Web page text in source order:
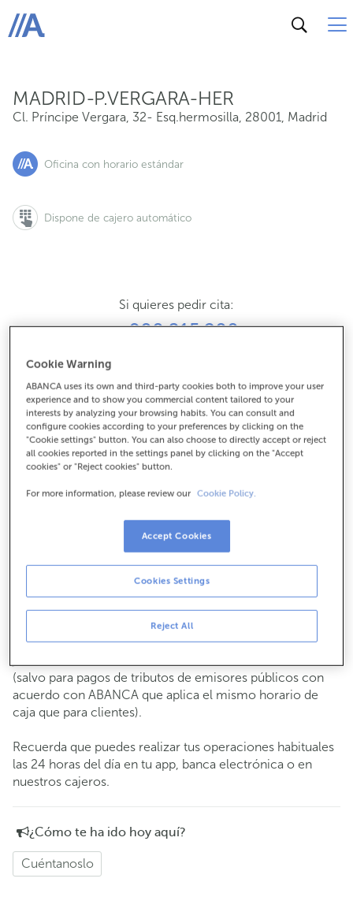
ABANCA
MADRID-P.VERGARA-HER
Cl. Príncipe Vergara, 32- Esq.hermosilla, 28001, Madrid
Oficina con horario estándar
Dispone de cajero automático
Si quieres pedir cita:
900 815 200
914314941
Cómo llegar
Gestiones comerciales
8:15 a 14:00.
cita previay te atenderemos el día y hora
Operaciones con efectivo
Clientes: de lunes a viernes de 8:15 a 11:00
Si no eres cliente, el horario de caja será losmartes y
(salvo para pagos de tributos de emisores públicos con
acuerdo con ABANCA que aplica el mismo horario de
caja que para clientes).
Recuerda que puedes realizar tus operaciones habituales
las 24 horas del día en tu app, banca electrónica o en
nuestros cajeros.
¿Cómo te ha ido hoy aquí?
Cuéntanoslo
Cl. Príncipe Vergara, 32- Esq.hermosilla, 28001, Madrid
Cookie Warning
ABANCA uses its own and third-party cookies both to improve your user
experience and to show you commercial content tailored to your
interests by analyzing your browsing habits. You can consult and
configure cookies according to your preferences by clicking on the
"Cookie settings" button. You can also choose to directly accept or reject
all cookies reported in the settings panel by clicking on the "Accept
cookies" or "Reject cookies" button.
For more information, please review our Cookie Policy.
Reject All
Cookies Settings
Accept Cookies